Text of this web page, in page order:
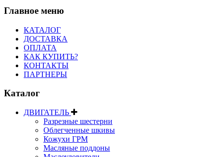
Главное меню
КАТАЛОГ
ДОСТАВКА
ОПЛАТА
КАК КУПИТЬ?
КОНТАКТЫ
ПАРТНЕРЫ
Каталог
ДВИГАТЕЛЬ
Разрезные шестерни
Облегченные шкивы
Кожухи ГРМ
Масляные поддоны